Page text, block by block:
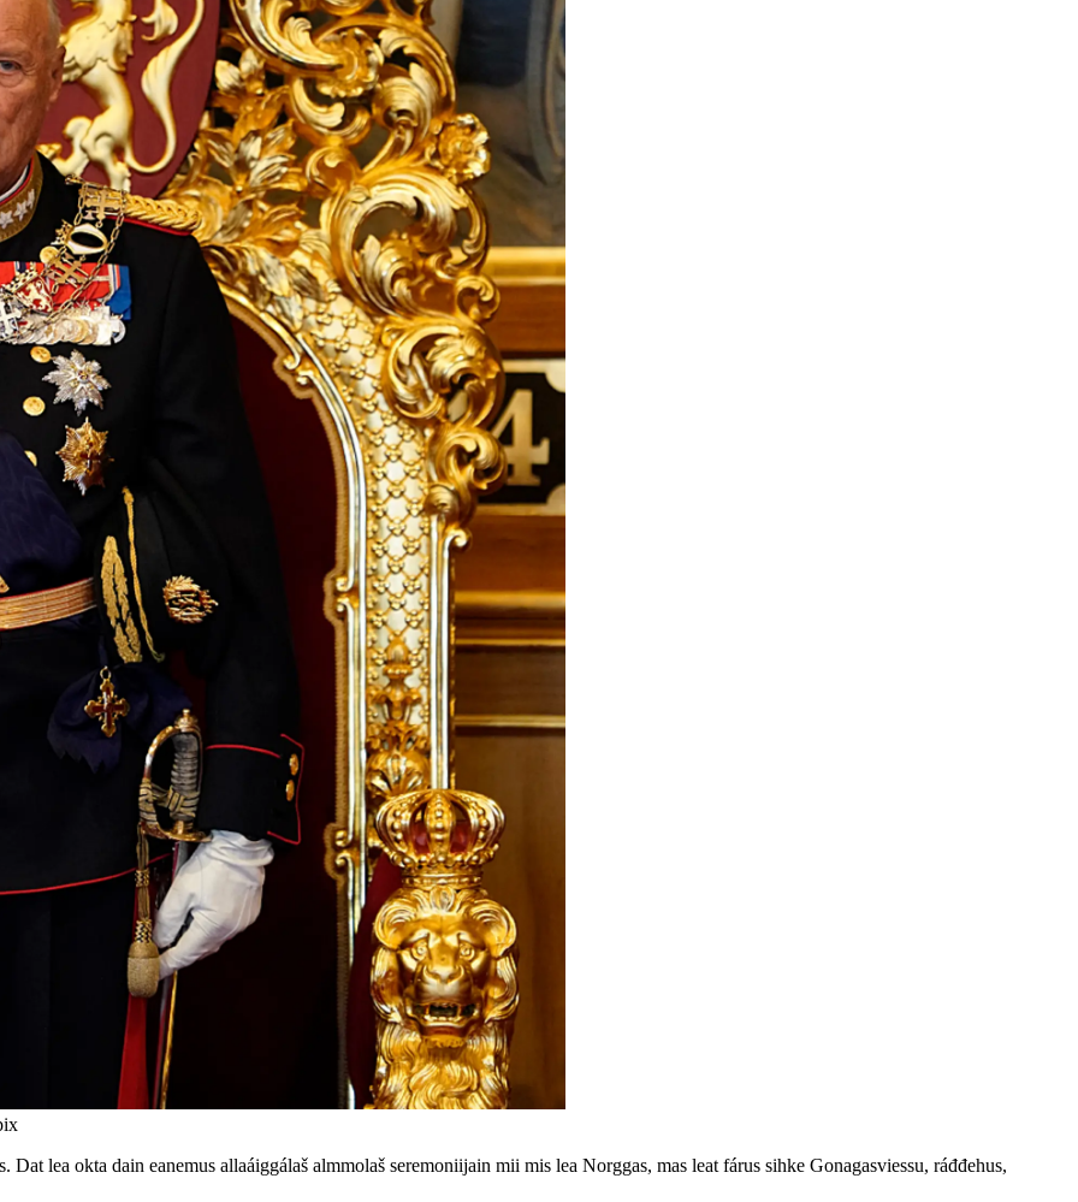
lea okta dain eanemus allaáiggálaš almmolaš seremoniijain mii mis lea Norggas, mas leat fárus sihke Gonagasviessu, ráđđehus,